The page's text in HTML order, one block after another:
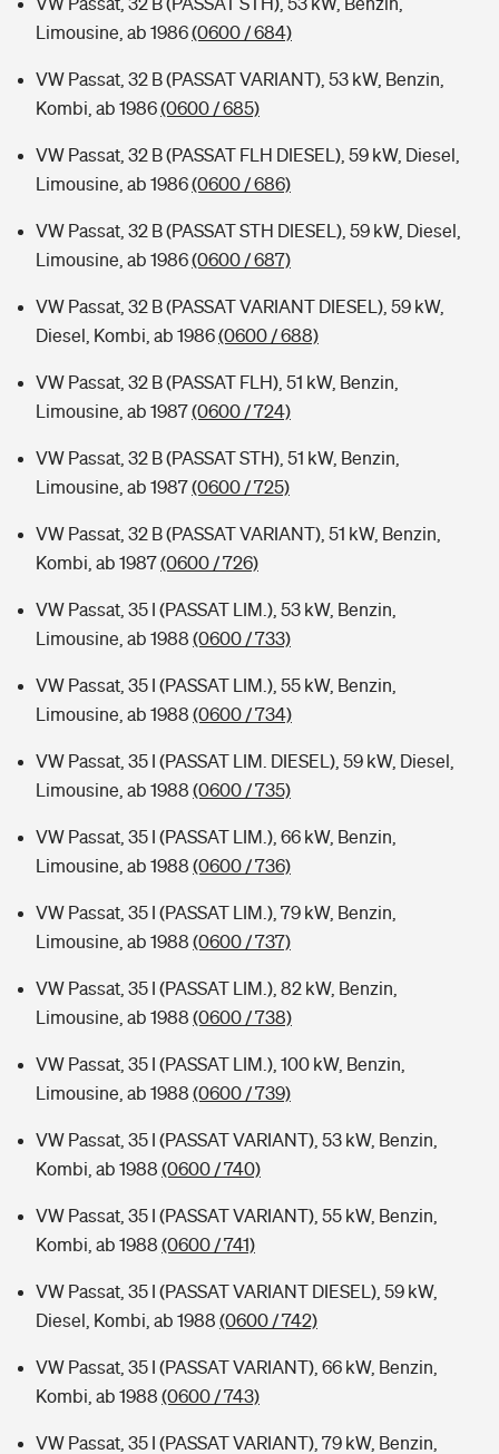
Limousine, ab 1986(0600 / 684)
VW Passat, 32 B (PASSAT VARIANT), 53 kW, Benzin,
Kombi, ab 1986(0600 / 685)
VW Passat, 32 B (PASSAT FLH DIESEL), 59 kW, Diesel,
Limousine, ab 1986(0600 / 686)
VW Passat, 32 B (PASSAT STH DIESEL), 59 kW, Diesel,
Limousine, ab 1986(0600 / 687)
VW Passat, 32 B (PASSAT VARIANT DIESEL), 59 kW,
Diesel, Kombi, ab 1986(0600 / 688)
VW Passat, 32 B (PASSAT FLH), 51 kW, Benzin,
Limousine, ab 1987(0600 / 724)
VW Passat, 32 B (PASSAT STH), 51 kW, Benzin,
Limousine, ab 1987(0600 / 725)
VW Passat, 32 B (PASSAT VARIANT), 51 kW, Benzin,
Kombi, ab 1987(0600 / 726)
VW Passat, 35 I (PASSAT LIM.), 53 kW, Benzin,
Limousine, ab 1988 (0600 / 733)
VW Passat, 35 I (PASSAT LIM.), 55 kW, Benzin,
Limousine, ab 1988 (0600 / 734)
VW Passat, 35 I (PASSAT LIM. DIESEL), 59 kW, Diesel,
Limousine, ab 1988 (0600 / 735)
VW Passat, 35 I (PASSAT LIM.), 66 kW, Benzin,
Limousine, ab 1988 (0600 / 736)
VW Passat, 35 I (PASSAT LIM.), 79 kW, Benzin,
Limousine, ab 1988 (0600 / 737)
VW Passat, 35 I (PASSAT LIM.), 82 kW, Benzin,
Limousine, ab 1988 (0600 / 738)
VW Passat, 35 I (PASSAT LIM.), 100 kW, Benzin,
Limousine, ab 1988 (0600 / 739)
VW Passat, 35 I (PASSAT VARIANT), 53 kW, Benzin,
Kombi, ab 1988 (0600 / 740)
VW Passat, 35 I (PASSAT VARIANT), 55 kW, Benzin,
Kombi, ab 1988 (0600 / 741)
VW Passat, 35 I (PASSAT VARIANT DIESEL), 59 kW,
Diesel, Kombi, ab 1988 (0600 / 742)
VW Passat, 35 I (PASSAT VARIANT), 66 kW, Benzin,
Kombi, ab 1988 (0600 / 743)
VW Passat, 35 I (PASSAT VARIANT), 79 kW, Benzin,